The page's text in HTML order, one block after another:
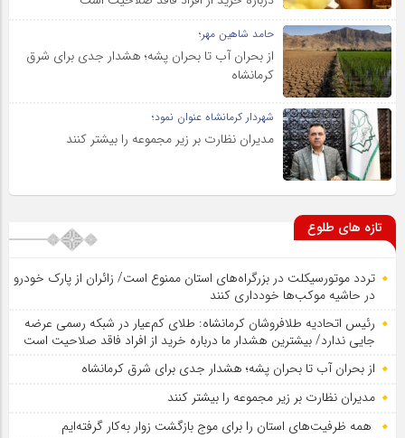
حامد شاهین مهر؛
از بحران آب تا بحران پشه؛ هشدار جدی برای شرق
کرمانشاه
شهردار کرمانشاه عنوان نمود؛
مدیران نظارت بر زیر مجموعه را بیشتر کنند
تازه های طلوع
تردد موتورسیکلت در بزرگراه‌های استان ممنوع است/ زائران از پارک خودرو
در حاشیه موکب‌ها خودداری کنند
رئیس اتحادیه طلافروشان کرمانشاه: طلای کم‌عیار در شبکه رسمی عرضه
جایی ندارد/ بیشترین هشدار ما درباره خرید از افراد فاقد صلاحیت است
از بحران آب تا بحران پشه؛ هشدار جدی برای شرق کرمانشاه
مدیران نظارت بر زیر مجموعه را بیشتر کنند
همه ظرفیت‌های استان را برای موج بازگشت زوار به‌کار گرفته‌ایم